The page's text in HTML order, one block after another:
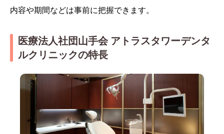
内容や期間などは事前に把握できます。
医療法人社団山手会 アトラスタワーデンタ
ルクリニックの特長